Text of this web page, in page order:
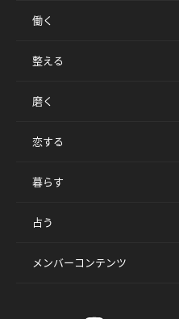
働く
整える
磨く
恋する
暮らす
占う
メンバーコンテンツ